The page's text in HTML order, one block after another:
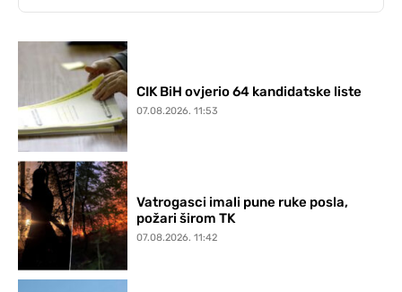
CIK BiH ovjerio 64 kandidatske liste
07.08.2026. 11:53
Vatrogasci imali pune ruke posla,
požari širom TK
07.08.2026. 11:42